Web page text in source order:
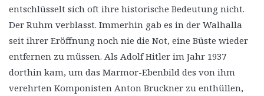
entschlüsselt sich oft ihre historische Bedeutung nicht.
Der Ruhm verblasst. Immerhin gab es in der Walhalla
seit ihrer Eröffnung noch nie die Not, eine Büste wieder
entfernen zu müssen. Als Adolf Hitler im Jahr 1937
dorthin kam, um das Marmor-Ebenbild des von ihm
verehrten Komponisten Anton Bruckner zu enthüllen,